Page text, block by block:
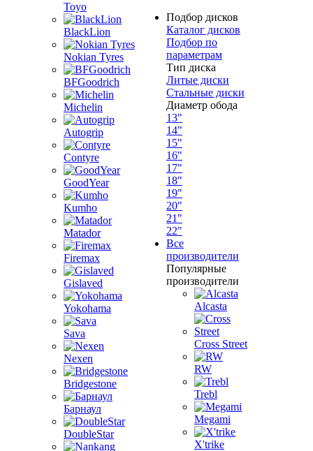
Toyo
BlackLion
Nokian Tyres
BFGoodrich
Michelin
Autogrip
Contyre
GoodYear
Kumho
Matador
Firemax
Gislaved
Yokohama
Sava
Nexen
Bridgestone
Барнаул
DoubleStar
Подбор дисков
Каталог дисков
Подбор по
параметрам
Тип диска
Литые диски
Стальные диски
Диаметр обода
13"
14"
15"
16"
17"
18"
19"
20"
21"
22"
Все
производители
Популярные
производители
Alcasta
Cross Street
RW
Trebl
Megami
X'trike